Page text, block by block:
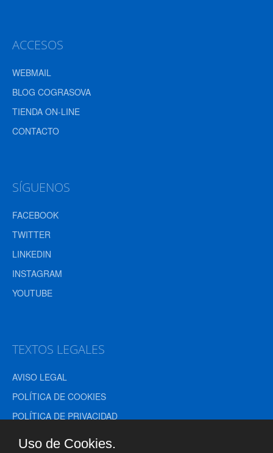
ACCESOS
WEBMAIL
BLOG COGRASOVA
TIENDA ON-LINE
CONTACTO
SÍGUENOS
FACEBOOK
TWITTER
LINKEDIN
INSTAGRAM
YOUTUBE
TEXTOS LEGALES
AVISO LEGAL
POLÍTICA DE COOKIES
POLÍTICA DE PRIVACIDAD
CONDICIONES DE VENTA
Uso de Cookies.